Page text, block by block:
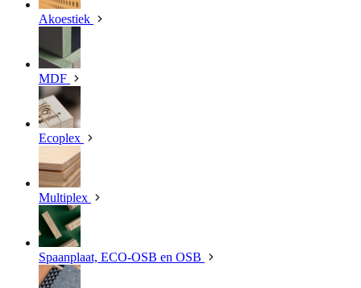
Akoestiek
MDF
Ecoplex
Multiplex
Spaanplaat, ECO-OSB en OSB